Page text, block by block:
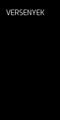
VERSENYEK